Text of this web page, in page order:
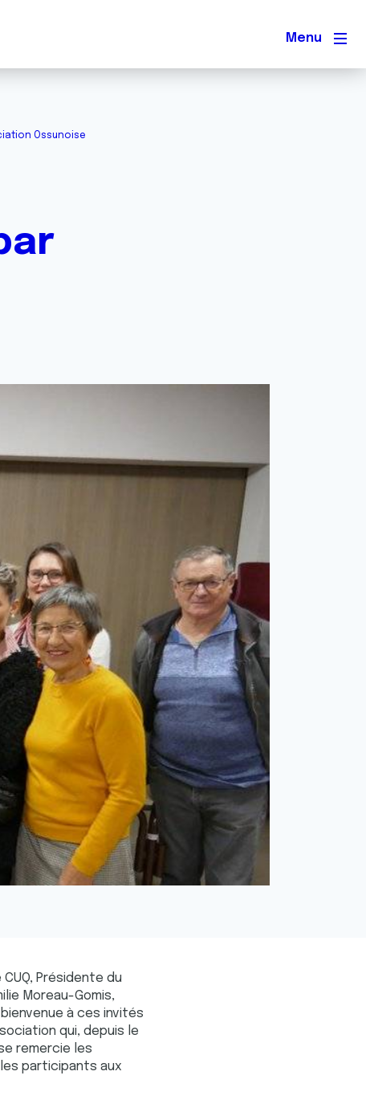
Menu
Ossunoise
Présidente du
Moreau-Gomis,
à ces invités
qui, depuis le
remercie les
participants aux